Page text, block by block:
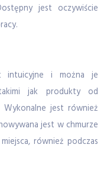
jest oczywiście
intuicyjne i można je
jak produkty od
jest również
jest w chmurze
również podczas